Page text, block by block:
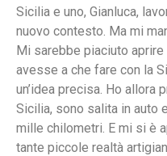
Sicilia e uno, Gianluca,
nuovo contesto. Ma mi
Mi sarebbe piaciuto
avesse a che fare con la
un’idea precisa. Ho allora
Sicilia, sono salita in auto
mille chilometri. E mi si è
tante piccole realtà